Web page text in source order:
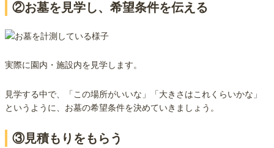
②お墓を見学し、希望条件を伝える
実際に園内・施設内を見学します。
見学する中で、「この場所がいいな」「大きさはこれくらいかな」
というように、お墓の希望条件を決めていきましょう。
③見積もりをもらう